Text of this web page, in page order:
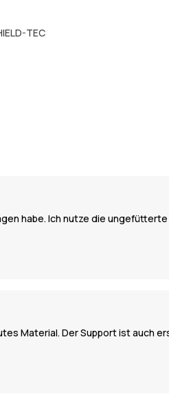
TEC
habe. Ich nutze die
Material. Der Support ist auch